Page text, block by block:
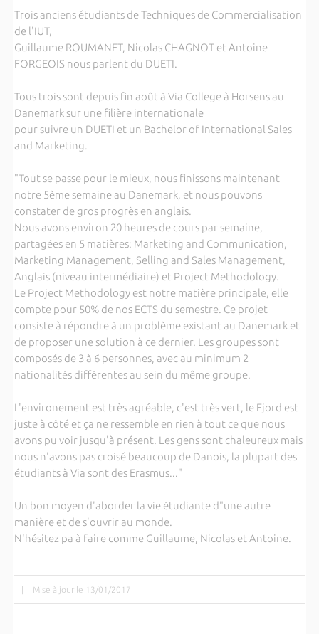
Trois anciens étudiants de Techniques de Commercialisation
de l'IUT,
Guillaume ROUMANET, Nicolas CHAGNOT et Antoine
FORGEOIS nous parlent du DUETI.
Tous trois sont depuis fin août à Via College à Horsens au
Danemark sur une filière internationale
pour suivre un DUETI et un Bachelor of International Sales
and Marketing.
"Tout se passe pour le mieux, nous finissons maintenant
notre 5ème semaine au Danemark, et nous pouvons
constater de gros progrès en anglais.
Nous avons environ 20 heures de cours par semaine,
partagées en 5 matières: Marketing and Communication,
Marketing Management, Selling and Sales Management,
Anglais (niveau intermédiaire) et Project Methodology.
Le Project Methodology est notre matière principale, elle
compte pour 50% de nos ECTS du semestre. Ce projet
consiste à répondre à un problème existant au Danemark et
de proposer une solution à ce dernier. Les groupes sont
composés de 3 à 6 personnes, avec au minimum 2
nationalités différentes au sein du même groupe.
L'environement est très agréable, c'est très vert, le Fjord est
juste à côté et ça ne ressemble en rien à tout ce que nous
avons pu voir jusqu'à présent. Les gens sont chaleureux mais
nous n'avons pas croisé beaucoup de Danois, la plupart des
étudiants à Via sont des Erasmus..."
Un bon moyen d'aborder la vie étudiante d"une autre
manière et de s'ouvrir au monde.
N'hésitez pa à faire comme Guillaume, Nicolas et Antoine.
| Mise à jour le 13/01/2017